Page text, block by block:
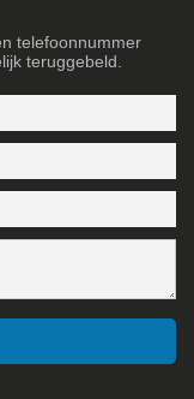
telefoonnummer
teruggebeld.